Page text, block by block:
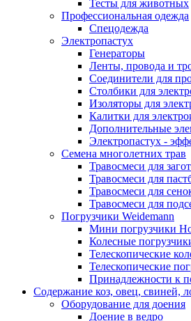
Тесты для животных
Профессиональная одежда
Cпецодежда
Электропастух
Генераторы
Ленты, провода и
Соединители для
Столбики для
Изоляторы для
Калитки для
Дополнительные
Электропастух -
Семена многолетних трав
Травосмеси для
Травосмеси для
Травосмеси для
Травосмеси для
Погрузчики Weidemann
Мини погрузчики
Колесные
Телескопические
Телескопические
Принадлежности к
Содержание коз, овец, свиней,
Оборудование для доения
Доение в ведро